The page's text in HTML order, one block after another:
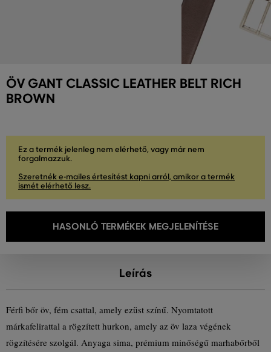
ÖV GANT CLASSIC LEATHER BELT RICH
BROWN
Ez a termék jelenleg nem elérhető, vagy már nem
forgalmazzuk.
Szeretnék e-mailes értesítést kapni arról, amikor a termék
ismét elérhető lesz.
HASONLÓ TERMÉKEK MEGJELENÍTÉSE
Leírás
Férfi bőr öv, fém csattal, amely ezüst színű. Nyomtatott
márkafelirattal a rögzített hurkon, amely az öv laza végének
rögzítésére szolgál. Anyaga sima, prémium minőségű marhabőrből